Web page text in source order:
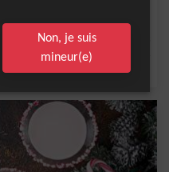
4 Personnes
,sucre
Non, je suis
mineur(e)